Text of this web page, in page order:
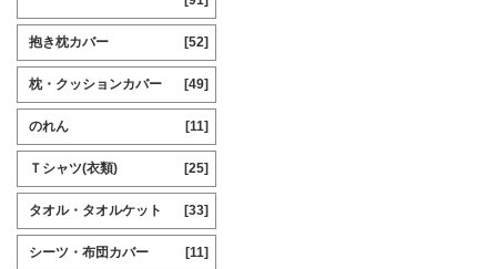
抱き枕カバー [52]
枕・クッションカバー [49]
のれん [11]
Ｔシャツ(衣類) [25]
タオル・タオルケット [33]
シーツ・布団カバー [11]